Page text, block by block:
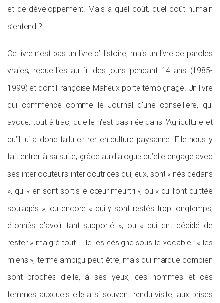
et de développement. Mais à quel coût, quel coût humain
s’entend ?
Ce livre n’est pas un livre d’Histoire, mais un livre de paroles
vraies, recueillies au fil des jours pendant 14 ans (1985-
1999) et dont Françoise Maheux porte témoignage. Un livre
qui commence comme le Journal d’une conseillère, qui
avoue, tout à trac, qu’elle n’est pas née dans l’Agriculture et
qu’il lui a donc fallu entrer en culture paysanne. Elle nous y
fait entrer à sa suite, grâce au dialogue qu’elle engage avec
ses interlocuteurs-interlocutrices qui, eux, sont « nés dedans
», qui « en sont sortis le cœur meurtri », ou « qui l’ont quittée
soulagés », ou encore « qui y sont restés trop longtemps,
étonnés d’avoir tant supporté », ou « qui ont décidé de
rester » malgré tout. Elle les désigne sous le vocable : « les
miens », terme ambigu peut-être, mais qui marque combien
sont proches d’elle, à ses yeux, ces hommes et ces
femmes auxquels elle a si souvent rendu visite, aux prises